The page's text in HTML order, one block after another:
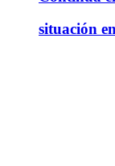
situación